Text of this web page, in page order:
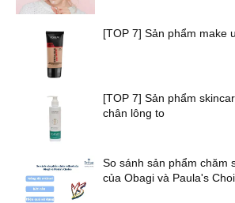
[TOP 7] Sản phẩm make
[TOP 7] Sản phẩm
chân lông to
So sánh sản phẩm chăm
của Obagi và Paula's